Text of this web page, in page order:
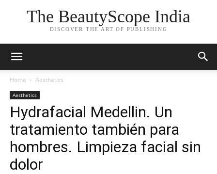
The BeautyScope India
DISCOVER THE ART OF PUBLISHING
Home Aesthetics
Aesthetics
Hydrafacial Medellin. Un
tratamiento también para
hombres. Limpieza facial sin
dolor